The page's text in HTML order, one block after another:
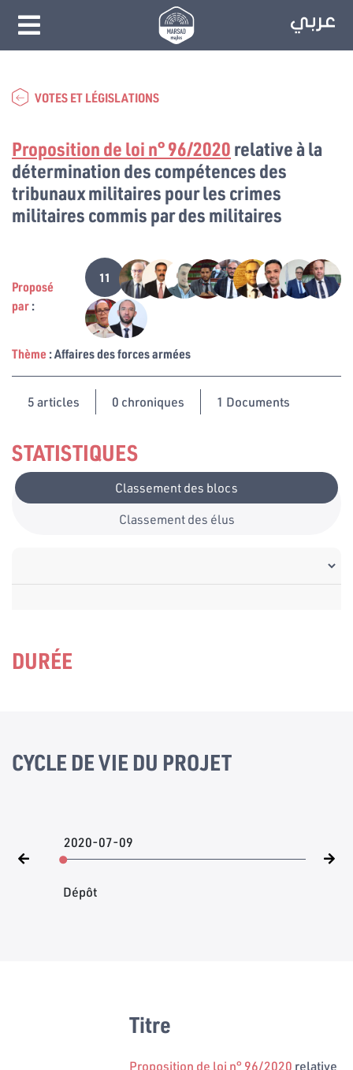
VOTES ET LÉGISLATIONS
STATISTIQUES
Classement des blocs
Classement des élus
Proposition de loi n° 96/2020relative à la
détermination des compétences des
tribunaux militaires pour les crimes
militaires commis par des militaires
Proposé
par:
11
Thème: Affaires des forces armées
5articles 0 chroniques 1 Documents
DURÉE
CYCLE DE VIE DU PROJET
2020-07-09
Dépôt
Titre
Proposition de loi n° 96/2020 relative